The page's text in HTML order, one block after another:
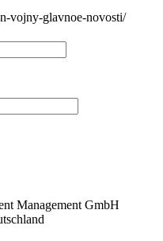
vojny-glavnoe-novosti/
Management GmbH